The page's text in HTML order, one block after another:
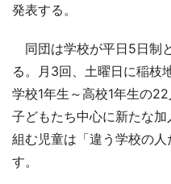
発表する。
同団は学校が平日5日制
る。月3回、土曜日に稲枝
学校1年生～高校1年生の
子どもたち中心に新たな
組む児童は「違う学校の
す。